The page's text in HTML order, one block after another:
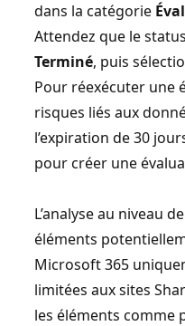
dans la catégorie
Attendez que le
Terminé, puis
Pour réexécuter une
risques liés aux
l’expiration de 30
pour créer une
L’analyse au niveau
éléments
Microsoft 365
limitées aux sites
les éléments comme